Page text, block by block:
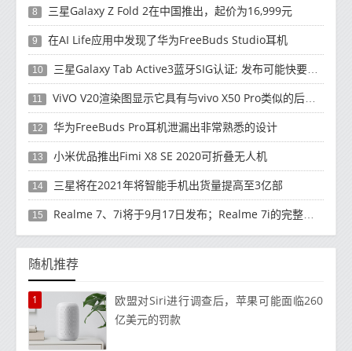
8 三星Galaxy Z Fold 2在中国推出，起价为16,999元
9 在AI Life应用中发现了华为FreeBuds Studio耳机
10 三星Galaxy Tab Active3蓝牙SIG认证; 发布可能快要结束了
11 ViVO V20渲染图显示它具有与vivo X50 Pro类似的后部设计
12 华为FreeBuds Pro耳机泄漏出非常熟悉的设计
13 小米优品推出Fimi X8 SE 2020可折叠无人机
14 三星将在2021年将智能手机出货量提高至3亿部
15 Realme 7、7i将于9月17日发布；Realme 7i的完整规格并导致泄漏
随机推荐
1
欧盟对Siri进行调查后，苹果可能面临260
亿​​美元的罚款